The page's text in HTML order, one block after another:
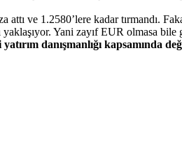
ve 1.2580’lere kadar tırmandı.
yaklaşıyor. Yani zayıf EUR olmasa
danışmanlığı kapsamında